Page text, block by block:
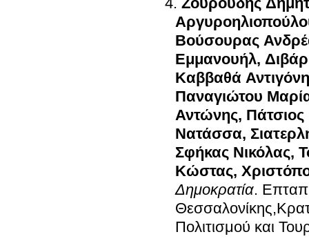
Ζουρούδης
Βούσουρας
Εμμανουήλ,
Καββαθά Αντιγόνη
Παναγιώτου
Αντώνης,
Νατάσσα,
Σφήκας Νικόλας,
Κώστας,
Δημοκρατία.
Θεσσαλονίκης,Κρατικό Μουσείο Σύγχρονης
Πολιτισμού και